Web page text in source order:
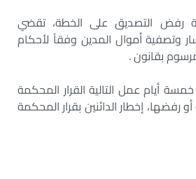
رفض التصديق على الخطة، تقضي
وتصفية أموال المدين وفقاً لأحكام
بقانون .
الخبير خلال (5) خمسة أيام عمل التالية القرار المحكمة
رفضها، إخطار الدائنين بقرار المحكمة